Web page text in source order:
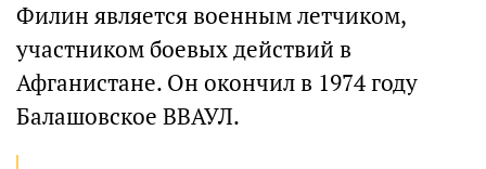
Филин является военным летчиком,
участником боевых действий в
Афганистане. Он окончил в 1974 году
Балашовское ВВАУЛ.